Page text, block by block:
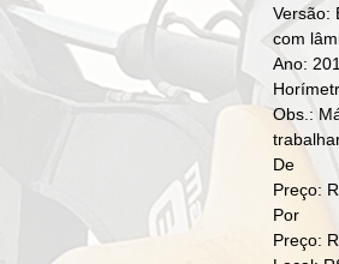
Versão:
com
Ano:
Obs.:
De
Preço:
Por
Preço: